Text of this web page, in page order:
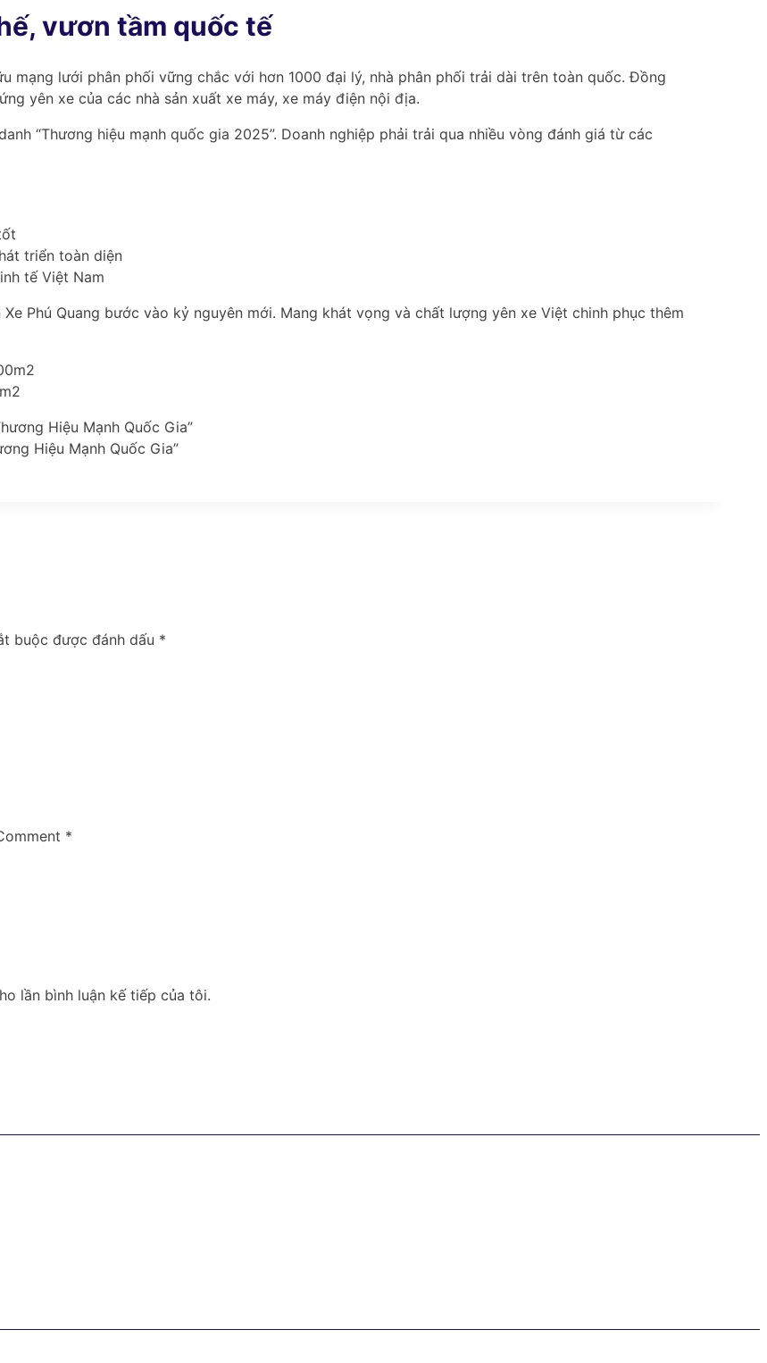
vươn tầm quốc tế
mạng lưới phân phối vững chắc với hơn 1000 đại lý, nhà phân phối trải dài trên toàn quốc. Đồng
yên xe của các nhà sản xuất xe máy, xe máy điện nội địa.
“Thương hiệu mạnh quốc gia 2025”. Doanh nghiệp phải trải qua nhiều vòng đánh giá từ các
triển toàn diện
tế Việt Nam
Phú Quang bước vào kỷ nguyên mới. Mang khát vọng và chất lượng yên xe Việt chinh phục thêm
Hiệu Mạnh Quốc Gia”
buộc được đánh dấu *
*
lần bình luận kế tiếp của tôi.